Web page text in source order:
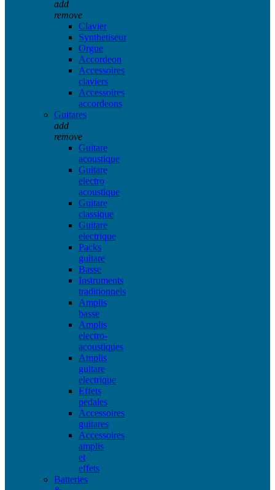
add
remove
Clavier
Synthetiseur
Orgue
Accordeon
Accessoires
claviers
Accessoires
accordeons
Guitares
add
remove
Guitare
acoustique
Guitare
electro
acoustique
Guitare
classique
Guitare
electrique
Packs
guitare
Basse
Instruments
traditionnels
Amplis
basse
Amplis
electro-
acoustiques
Amplis
guitare
electrique
Effets
pedales
Accessoires
guitares
Accessoires
amplis
et
effets
Batteries